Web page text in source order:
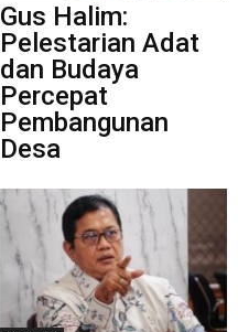
Gus Halim:
Pelestarian Adat
dan Budaya
Percepat
Pembangunan
Desa